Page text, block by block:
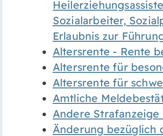
Sozialarbeiter,
Erlaubnis zur
Altersrente - Rente
Altersrente für
Altersrente für
Amtliche
Andere Strafanzeige
Änderung bezüglich